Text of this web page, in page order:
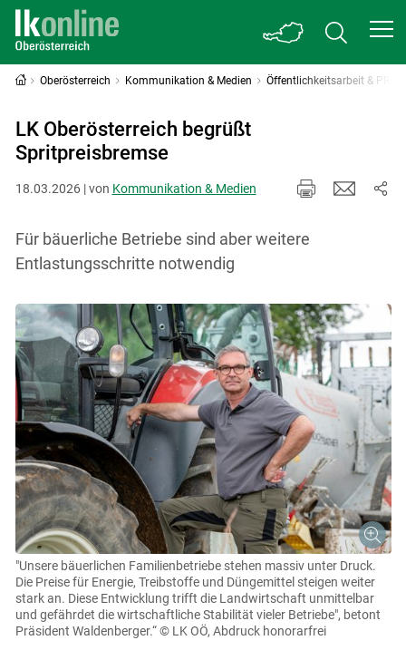
Oberösterreich Kommunikation & Medien Öffentlichkeitsarbeit & PR
LK Oberösterreich begrüßt
Spritpreisbremse
18.03.2026 | von Kommunikation & Medien
Für bäuerliche Betriebe sind aber weitere
Entlastungsschritte notwendig
"Unsere bäuerlichen Familienbetriebe stehen massiv unter Druck.
Die Preise für Energie, Treibstoffe und Düngemittel steigen weiter
stark an. Diese Entwicklung trifft die Landwirtschaft unmittelbar
und gefährdet die wirtschaftliche Stabilität vieler Betriebe", betont
Präsident Waldenberger.“ © LK OÖ, Abdruck honorarfrei